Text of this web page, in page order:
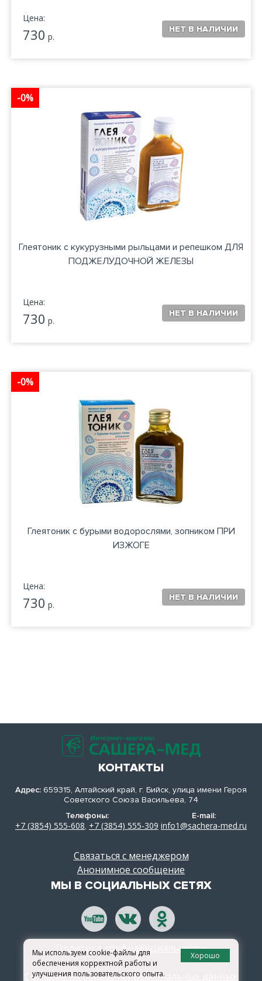
Цена:
730 р.
-0%
Глеятоник с кукурузными рыльцами и репешком ДЛЯ
ПОДЖЕЛУДОЧНОЙ ЖЕЛЕЗЫ
Цена:
730 р.
-0%
Глеятоник с бурыми водорослями, зопником ПРИ
ИЗЖОГЕ
Цена:
730 р.
КОНТАКТЫ
Адрес: 659315, Алтайский край, г. Бийск, улица имени Героя
Советского Союза Васильева, 74
Телефоны:
+7 (3854) 555-608, +7 (3854) 555-309
E-mail:
info1@sachera-med.ru
Связаться с менеджером
Анонимное сообщение
МЫ В СОЦИАЛЬНЫХ СЕТЯХ
Политика конфиденциальности
Согласие на обработку персональных данных
Мы используем cookie-файлы для
обеспечения корректной работы и
улучшения пользовательского опыта.
Хорошо